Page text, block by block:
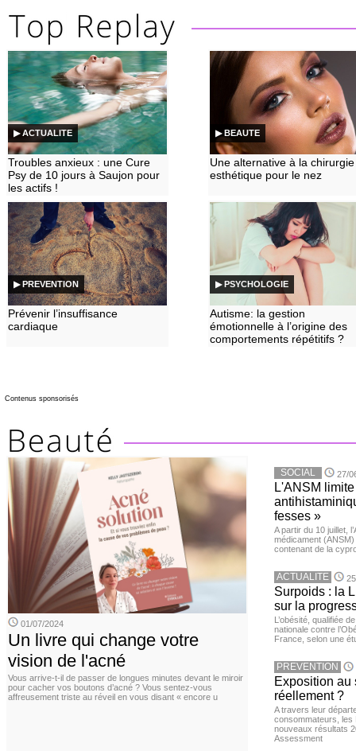
▶ ACTUALITE
Troubles anxieux : une Cure
Psy de 10 jours à Saujon pour
les actifs !
▶ BEAUTE
Une alternative à la chirurgie
esthétique pour le nez
▶ PREVENTION
Prévenir l’insuffisance
cardiaque
▶ PSYCHOLOGIE
Autisme: la gestion
émotionnelle à l’origine des
comportements répétitifs ?
Contenus sponsorisés
01/07/2024
Un livre qui change votre
vision de l'acné
Vous arrive-t-il de passer de longues minutes devant le miroir
pour cacher vos boutons d’acné ? Vous sentez-vous
affreusement triste au réveil en vous disant « encore u
SOCIAL 27/
L'ANSM
fesses »
A partir du 10 juillet,
médicament
contenant de la
ACTUALITE
Surpoids : la
sur la
L’obésité, qualifiée
nationale contre
France, selon une
PREVENTION
Exposition au
réellement ?
A travers leur
consommateurs, les
nouveaux résultats
Assessment